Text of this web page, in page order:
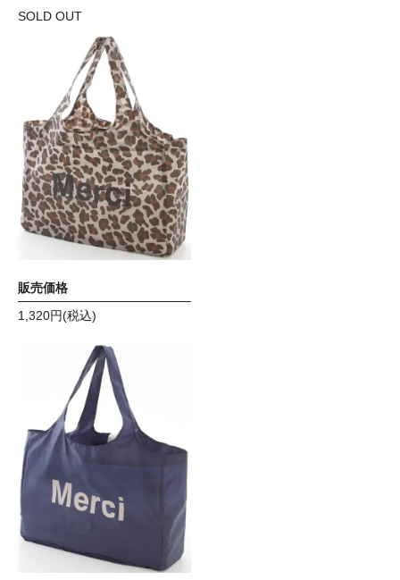
SOLD OUT
メルシー エコバック ヒョ
販売価格
1,320円(税込)
メルシー エコバック ネイ